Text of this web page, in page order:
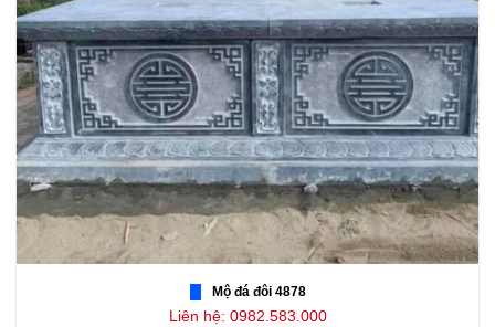
Mộ đá đôi 4878
Liên hệ: 0982.583.000